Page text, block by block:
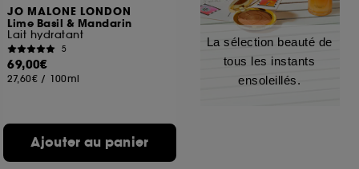
JO MALONE LONDON
Lime Basil & Mandarin
Lait hydratant
5
69,00€
27,60€ / 100ml
Ajouter au panier
La sélection beauté de
tous les instants
ensoleillés.